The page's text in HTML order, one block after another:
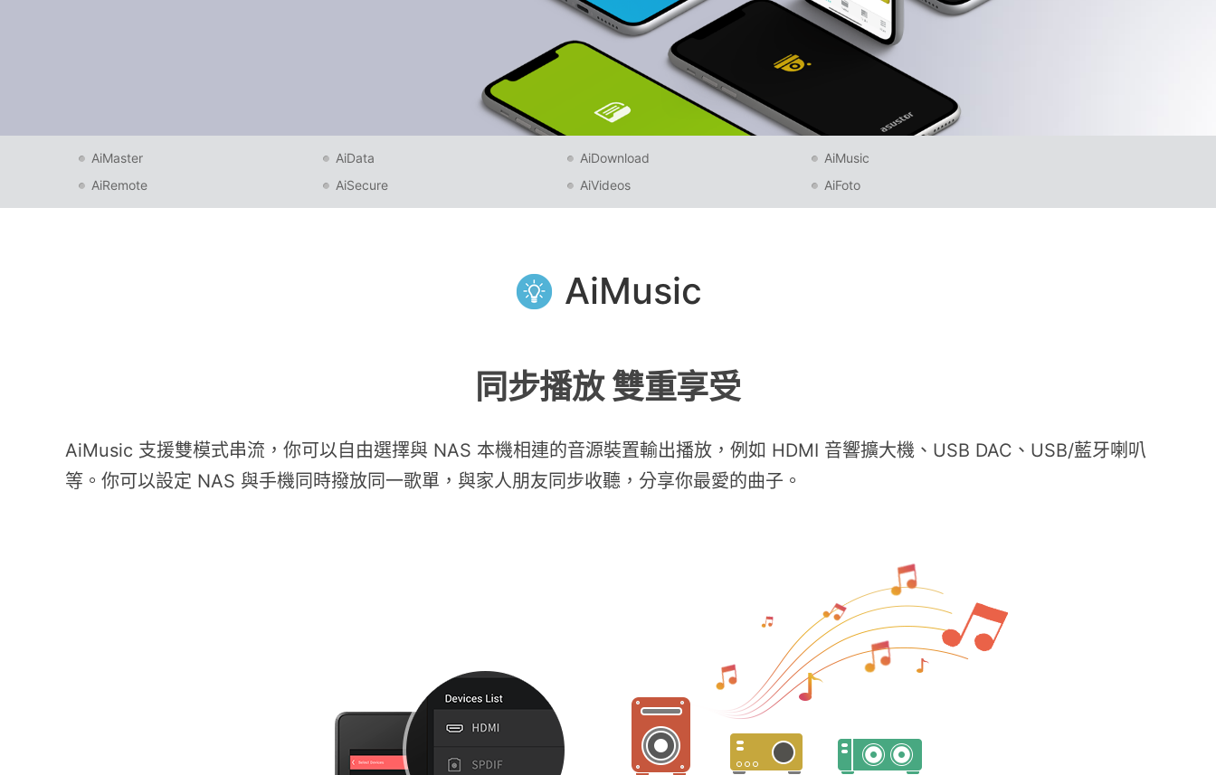
AiMaster AiData AiDownload
AiMusic
AiRemote
AiSecure AiVideos AiFoto
AiMusic
同步播放 雙重享受
AiMusic 支援雙模式串流，你可以自由選擇與 NAS 本機相連的音源裝置輸出播放，例如 HDMI 音響擴大機、USB DAC、USB/藍牙喇叭
等。你可以設定 NAS 與手機同時撥放同一歌單，與家人朋友同步收聽，分享你最愛的曲子。